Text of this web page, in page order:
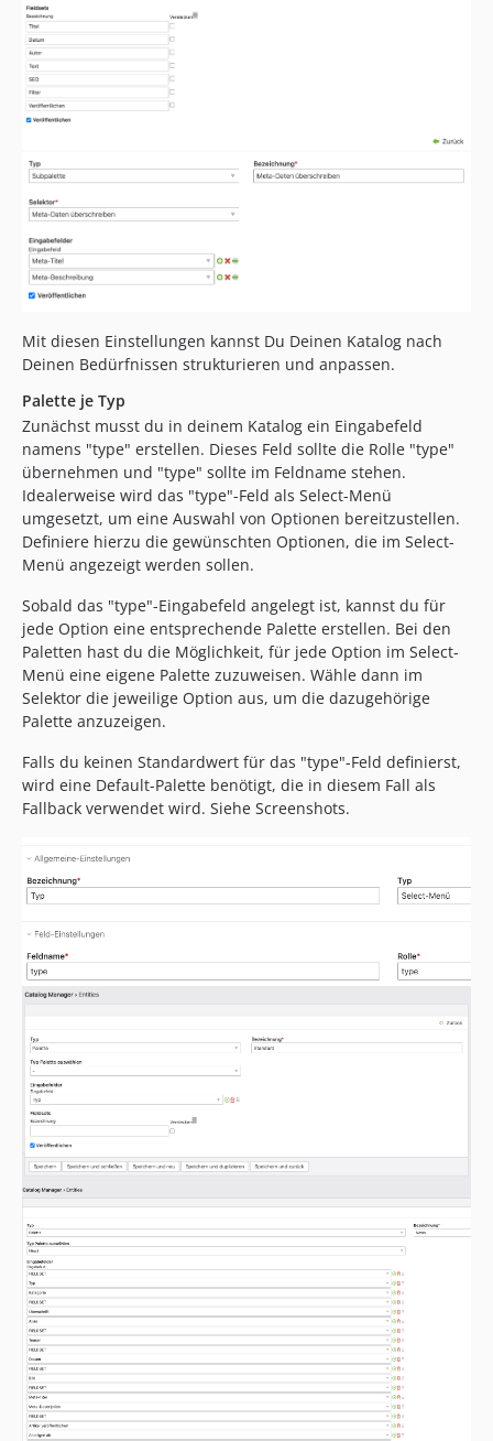
2.1.10
2.1.9
2.1.8
2.1.5
2.1.4
2.1.2
2.1.1
2.1.0
2.0.14
2.0.12
2.0.10
2.0.8
2.0.7
2.0.6
2.0.5
2.0.4
2.0.3
2.0.1
2.0.0
dev-contao5
dev-contao513
dev-alnv-patch-1
Mit diesen Einstellungen kannst Du Deinen Katalog nach
Deinen Bedürfnissen strukturieren und anpassen.
Palette je Typ
Zunächst musst du in deinem Katalog ein Eingabefeld
namens "type" erstellen. Dieses Feld sollte die Rolle "type"
übernehmen und "type" sollte im Feldname stehen.
Idealerweise wird das "type"-Feld als Select-Menü
umgesetzt, um eine Auswahl von Optionen bereitzustellen.
Definiere hierzu die gewünschten Optionen, die im Select-
Menü angezeigt werden sollen.
Sobald das "type"-Eingabefeld angelegt ist, kannst du für
jede Option eine entsprechende Palette erstellen. Bei den
Paletten hast du die Möglichkeit, für jede Option im Select-
Menü eine eigene Palette zuzuweisen. Wähle dann im
Selektor die jeweilige Option aus, um die dazugehörige
Palette anzuzeigen.
Falls du keinen Standardwert für das "type"-Feld definierst,
wird eine Default-Palette benötigt, die in diesem Fall als
Fallback verwendet wird. Siehe Screenshots.